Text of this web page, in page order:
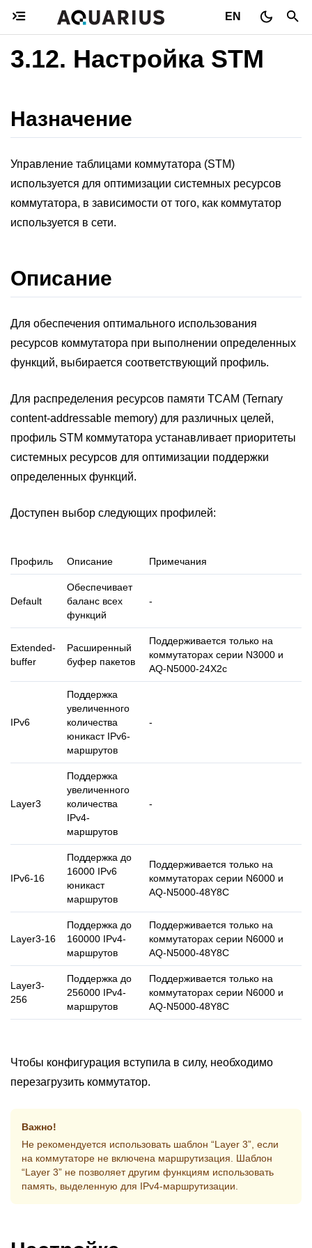
EN
3.12. Настройка STM
Назначение
Управление таблицами коммутатора (STM)
используется для оптимизации системных ресурсов
коммутатора, в зависимости от того, как коммутатор
используется в сети.
Описание
Для обеспечения оптимального использования
ресурсов коммутатора при выполнении определенных
функций, выбирается соответствующий профиль.
Для распределения ресурсов памяти TCAM (Ternary
content-addressable memory) для различных целей,
профиль STM коммутатора устанавливает приоритеты
системных ресурсов для оптимизации поддержки
определенных функций.
Доступен выбор следующих профилей:
Профиль Описание Примечания
Default
Обеспечивает
баланс всех
функций
-
Extended-
buffer
Расширенный
буфер пакетов
Поддерживается только на
коммутаторах серии N3000 и
AQ-N5000-24X2c
IPv6
Поддержка
увеличенного
количества
юникаст IPv6-
маршрутов
-
Layer3
Поддержка
увеличенного
количества
IPv4-
маршрутов
-
IPv6-16
Поддержка до
16000 IPv6
юникаст
маршрутов
Поддерживается только на
коммутаторах серии N6000 и
AQ-N5000-48Y8C
Layer3-16
Поддержка до
160000 IPv4-
маршрутов
Поддерживается только на
коммутаторах серии N6000 и
AQ-N5000-48Y8C
Layer3-
256
Поддержка до
256000 IPv4-
маршрутов
Поддерживается только на
коммутаторах серии N6000 и
AQ-N5000-48Y8C
Чтобы конфигурация вступила в силу, необходимо
перезагрузить коммутатор.
Важно!
Не рекомендуется использовать шаблон “Layer 3”, если
на коммутаторе не включена маршрутизация. Шаблон
“Layer 3” не позволяет другим функциям использовать
память, выделенную для IPv4-маршрутизации.